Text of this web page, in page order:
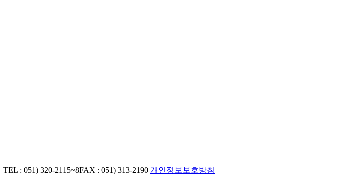
TEL : 051) 320-2115~8FAX : 051) 313-2190 개인정보보호방침